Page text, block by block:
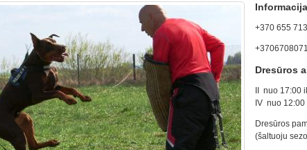
+370 655
Dresūros
II nuo 17:00
IV nuo
Dresūros
(šaltuoju